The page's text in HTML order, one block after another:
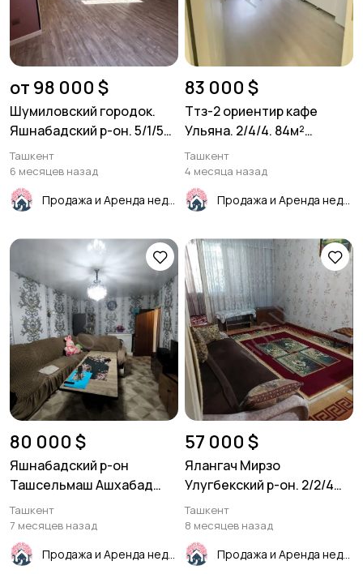
от 98 000 $
Шумиловский городок.
Яшнабадский р-он. 5/1/5
96м².
Ташкент
6 месяцев назад
83 000 $
Ттз-2 ориентир кафе
Ульяна. 2/4/4. 84м²
Новостройка
Ташкент
4 месяца назад
80 000 $
Яшнабадский р-он
Ташсельмаш Ашхабад
3в4/4/4. 77серия
Ташкент
7 месяцев назад
57 000 $
Ялангач Мирзо
Улугбекский р-он. 2/2/4
46м²
Ташкент
8 месяцев назад